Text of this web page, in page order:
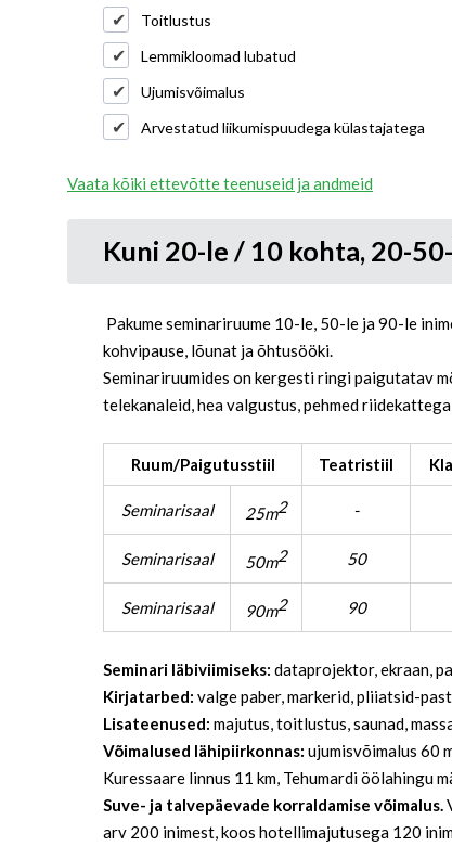
Toitlustus
Lemmikloomad lubatud
Ujumisvõimalus
Arvestatud liikumispuudega külastajatega
Vaata kõiki ettevõtte teenuseid ja andmeid
Kuni 20-le / 10 kohta, 20-
Pakume seminariruume 10-le, 50-le ja 90-le
kohvipause, lõunat ja õhtusööki.
Seminariruumides on kergesti ringi paigutatav
telekanaleid, hea valgustus, pehmed
Ruum/Paigutusstiil Teatristiil
Seminarisaal 25m2 -
Seminarisaal 50m2 50
Seminarisaal 90m2 90
Seminari läbiviimiseks: dataprojektor, ekraan,
Kirjatarbed: valge paber, markerid, pliiatsid-
Lisateenused: majutus, toitlustus, saunad,
Võimalused lähipiirkonnas: ujumisvõimalus 60
Kuressaare linnus 11 km, Tehumardi öölahingu
Suve- ja talvepäevade korraldamise võimalus.
arv 200 inimest, koos hotellimajutusega 120